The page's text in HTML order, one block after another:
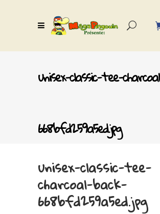
unisex-classic-tee-
668bfd259a5ed.jpg
unisex-classic-tee-
charcoal-back-
668bfd259a5ed.jpg